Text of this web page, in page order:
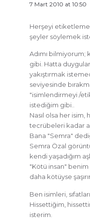
7 Mart 2010 at 10:50
Herşeyi
şeyler söylemek
Adımı bilmiyorum;
gibi. Hatta
yakıştırmak
seviyesinde
"isimlendirmeyi /
istediğim gibi..
Nasıl olsa her isim,
tecrübeleri kadar
Bana "Semra"
Semra Özal
kendi yaşadığım
"Kötü insan"
daha kötüyse
Ben isimleri,
Hissettiğim,
isterim.